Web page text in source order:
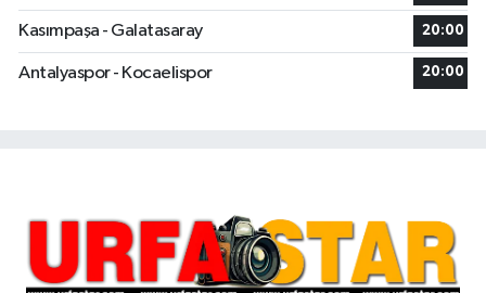
Kasımpaşa - Galatasaray 20:00
Antalyaspor - Kocaelispor 20:00